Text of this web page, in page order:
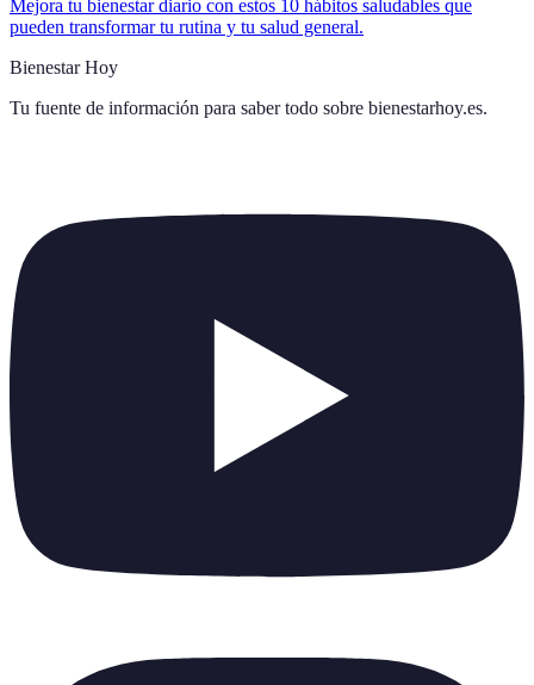
Mejora tu bienestar diario con estos 10 hábitos saludables que
pueden transformar tu rutina y tu salud general.
Bienestar Hoy
Tu fuente de información para saber todo sobre bienestarhoy.es.